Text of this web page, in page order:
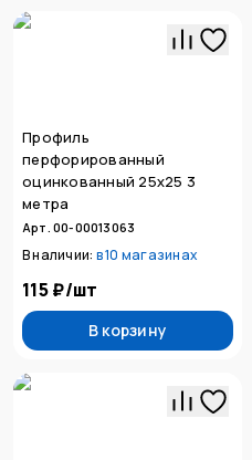
Профиль
перфорированный
оцинкованный 25х25 3
метра
Арт. 00-00013063
В наличии: в10 магазинах
115 ₽/шт
В корзину